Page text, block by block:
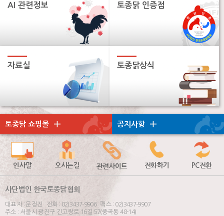
AI 관련정보 토종닭 인증점
자료실 토종닭상식
토종닭 쇼핑몰 공지사항
인사말 오시는길 관련사이트 전화하기 PC전환
사단법인 한국토종닭협회
대표자 : 문정진 전화 : 02)3437-9906 팩스 : 02)3437-9907
주소 : 서울시 광진구 긴고랑로 16길 57(중곡동 48-14)